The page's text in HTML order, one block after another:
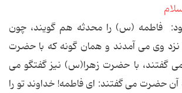
فاطمه (س) را محدثه هم گویند، چون
نزد وی می آمدند و همان گونه که با حضرت
با حضرت زهرا(س) نیز گفتگو می
آن حضرت می گفتند: ای فاطمه! خداوند تو را